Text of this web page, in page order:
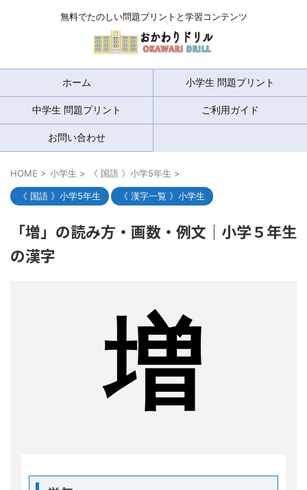
無料でたのしい問題プリントと学習コンテンツ
ホーム 小学生 問題プリント
中学生 問題プリント ご利用ガイド
お問い合わせ
HOME > 小学生 > 《 国語 》小学5年生 >
《 国語 》小学5年生 《 漢字一覧 》小学生
「増」の読み方・画数・例文｜小学５年生
の漢字
増